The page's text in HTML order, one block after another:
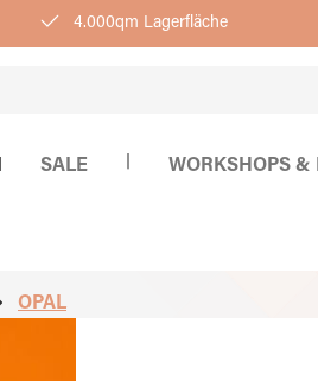
4.000qm Lagerfläche
SALE WORKSHOPS &
OPAL